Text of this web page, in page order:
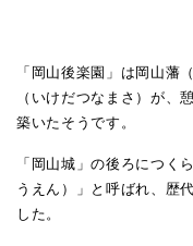
「岡山後楽園」は岡山藩
（いけだつなまさ）が、
築いたそうです。
「岡山城」の後ろにつく
うえん）」と呼ばれ、歴
した。